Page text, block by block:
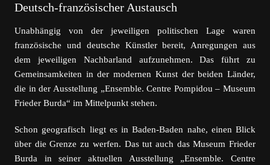
Deutsch-französischer Austausch
Unabhängig von der jeweiligen politischen Lage waren
französische und deutsche Künstler bereit, Anregungen aus
dem jeweiligen Nachbarland aufzunehmen. Das führt zu
Gemeinsamkeiten in der modernen Kunst der beiden Länder,
die in der Ausstellung „Ensemble. Centre Pompidou – Museum
Frieder Burda“ im Mittelpunkt stehen.
Schon geografisch liegt es in Baden-Baden nahe, einen Blick
über die Grenze zu werfen. Das tut auch das Museum Frieder
Burda in seiner aktuellen Ausstellung „Ensemble. Centre